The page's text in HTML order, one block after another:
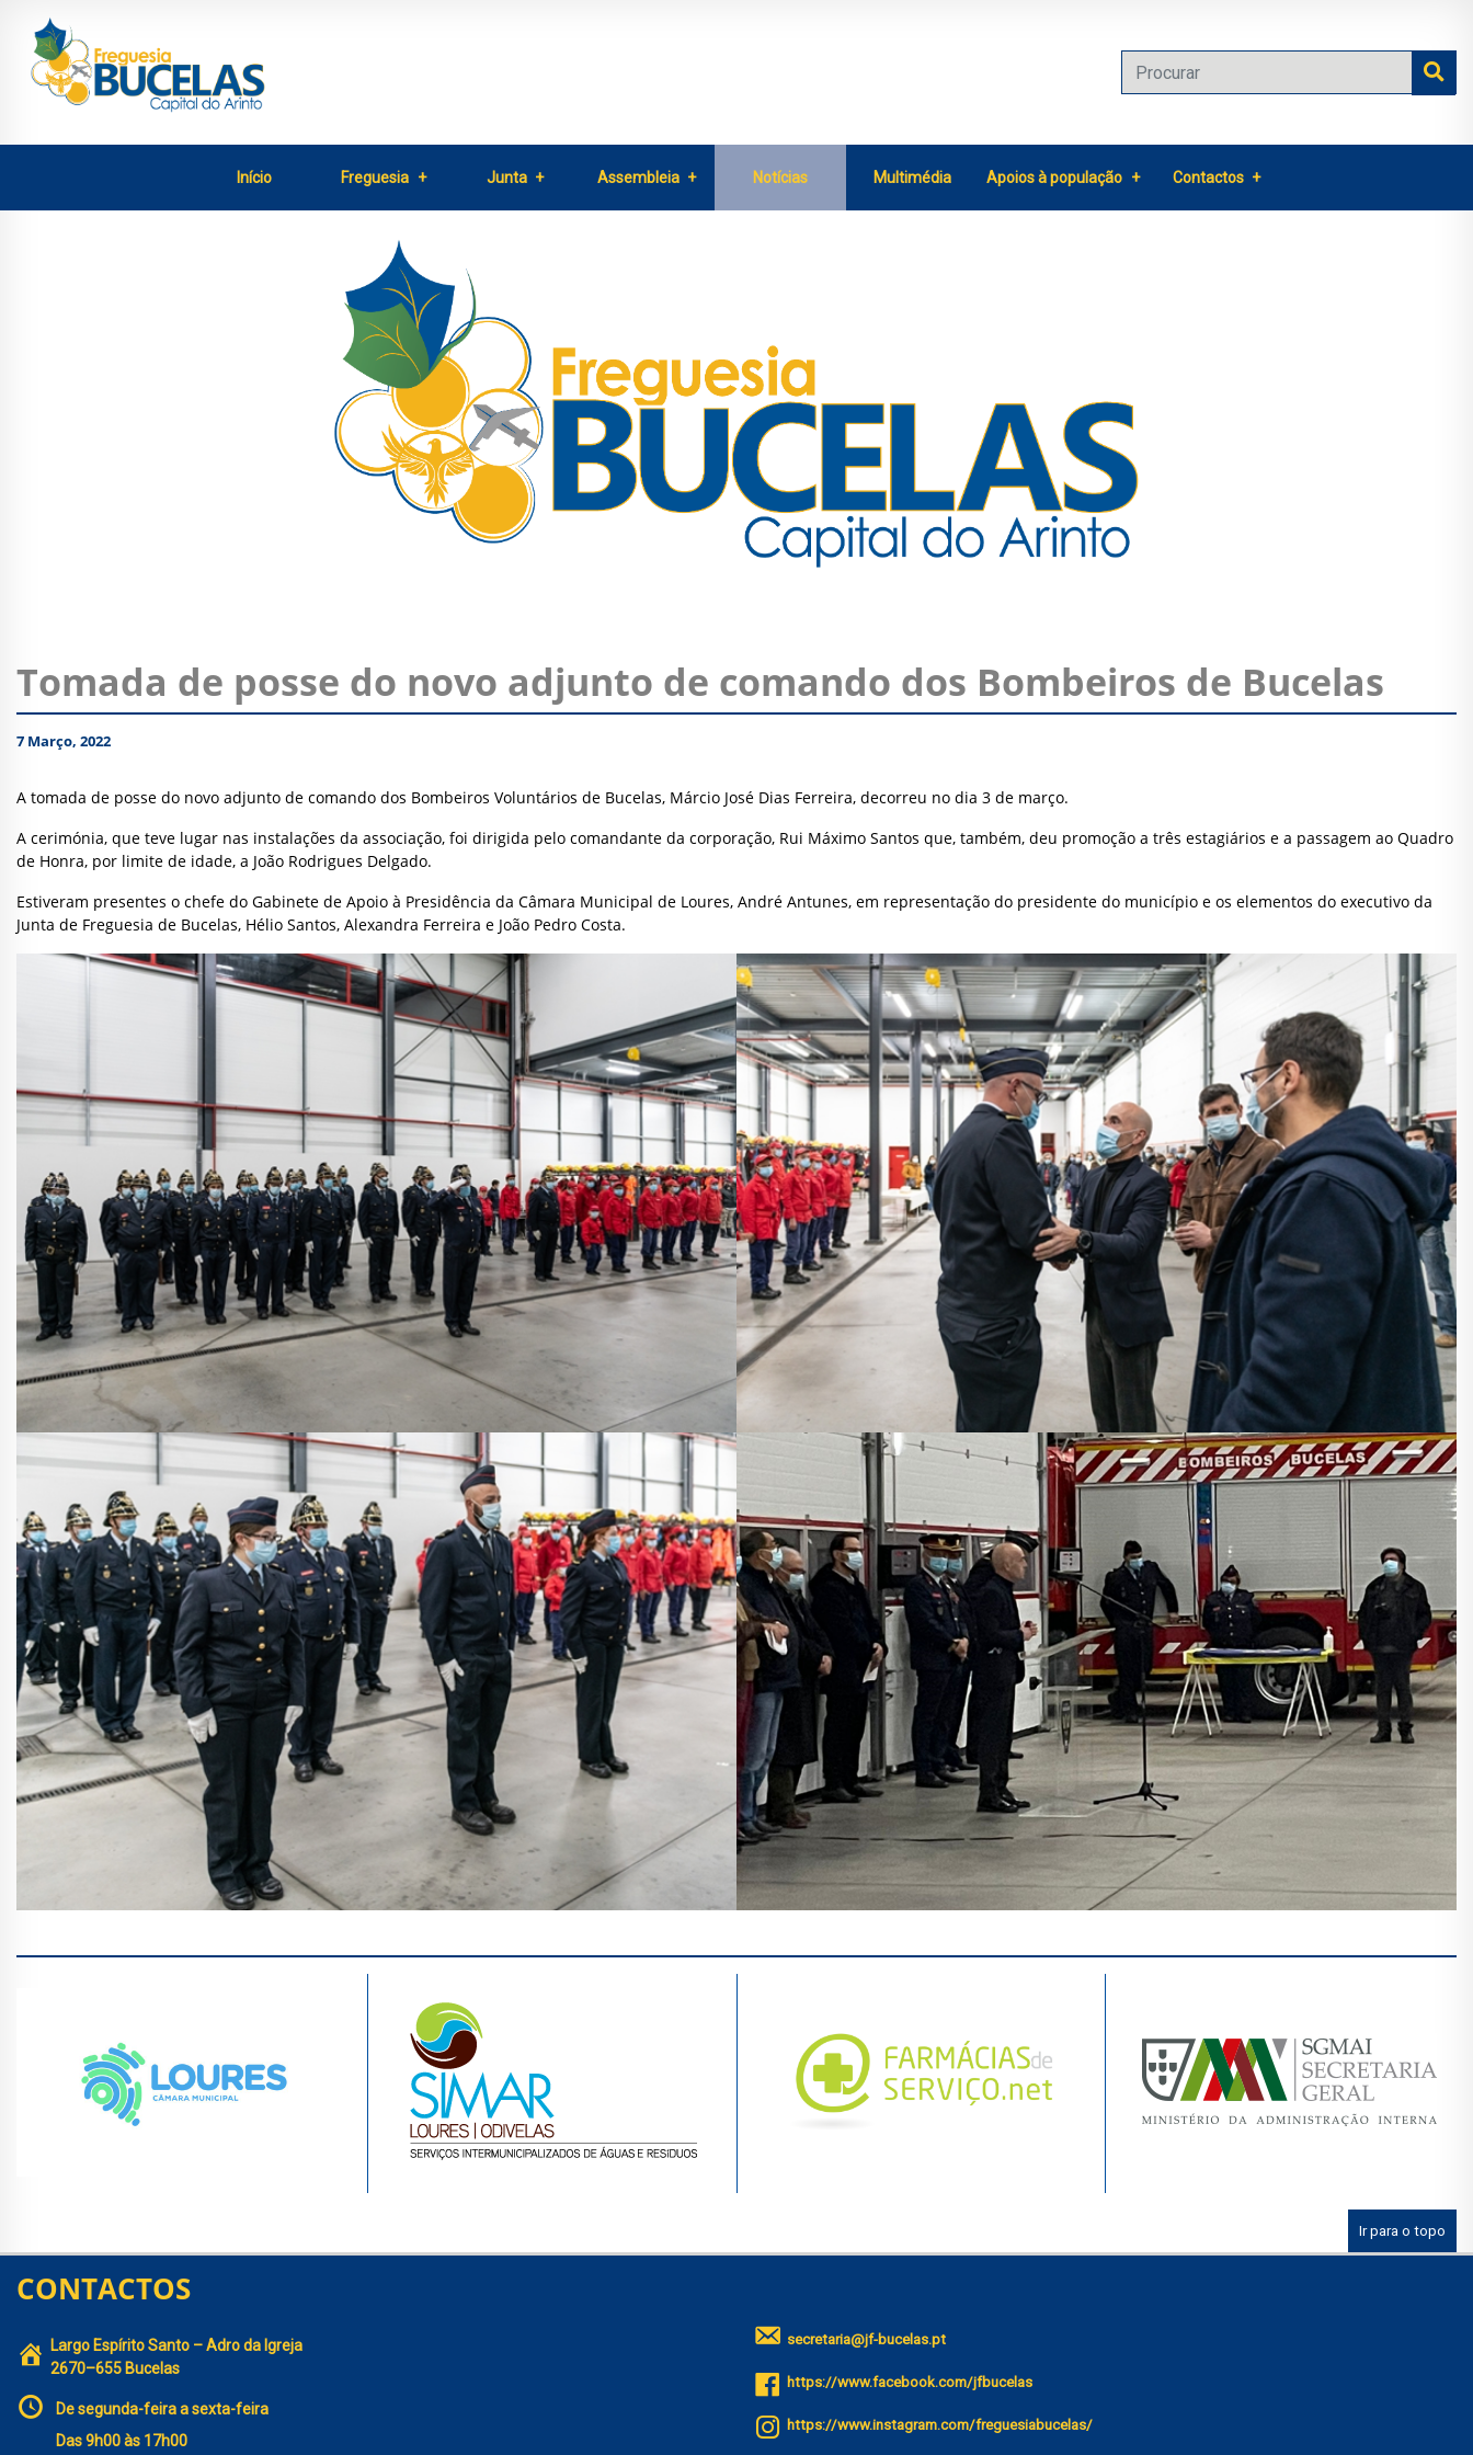
Início Freguesia Junta Assembleia Notícias Multimédia Apoios à população Contactos
Tomada de posse do novo adjunto de comando dos Bombeiros de Bucelas
7 Março, 2022
A tomada de posse do novo adjunto de comando dos Bombeiros Voluntários de Bucelas, Márcio José Dias Ferreira, decorreu no dia 3 de março.
A cerimónia, que teve lugar nas instalações da associação, foi dirigida pelo comandante da corporação, Rui Máximo Santos que, também, deu promoção a três estagiários e a passagem ao Quadro
de Honra, por limite de idade, a João Rodrigues Delgado.
Estiveram presentes o chefe do Gabinete de Apoio à Presidência da Câmara Municipal de Loures, André Antunes, em representação do presidente do município e os elementos do executivo da
Junta de Freguesia de Bucelas, Hélio Santos, Alexandra Ferreira e João Pedro Costa.
Ir para o topo
CONTACTOS
Largo Espírito Santo – Adro da Igreja
2670–655 Bucelas
De segunda-feira a sexta-feira
Das 9h00 às 17h00
secretaria@jf-bucelas.pt
https://www.facebook.com/jfbucelas
https://www.instagram.com/freguesiabucelas/